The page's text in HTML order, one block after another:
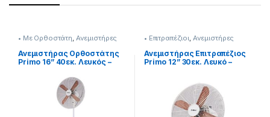
• Με Ορθοστάτη, Ανεμιστήρες
Ανεμιστήρας Ορθοστάτης
Primo 16” 40εκ. Λευκός –
• Επιτραπέζιοι, Ανεμιστήρες
Ανεμιστήρας Επιτραπέζιος
Primo 12” 30εκ. Λευκό –